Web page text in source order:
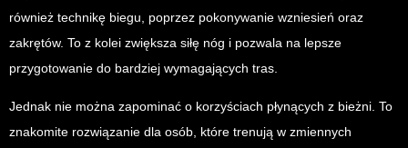
również technikę biegu, poprzez pokonywanie wzniesień oraz
zakrętów. To z kolei zwiększa siłę nóg i pozwala na lepsze
przygotowanie do bardziej wymagających tras.
Jednak nie można zapominać o korzyściach płynących z bieżni. To
znakomite rozwiązanie dla osób, które trenują w zmiennych